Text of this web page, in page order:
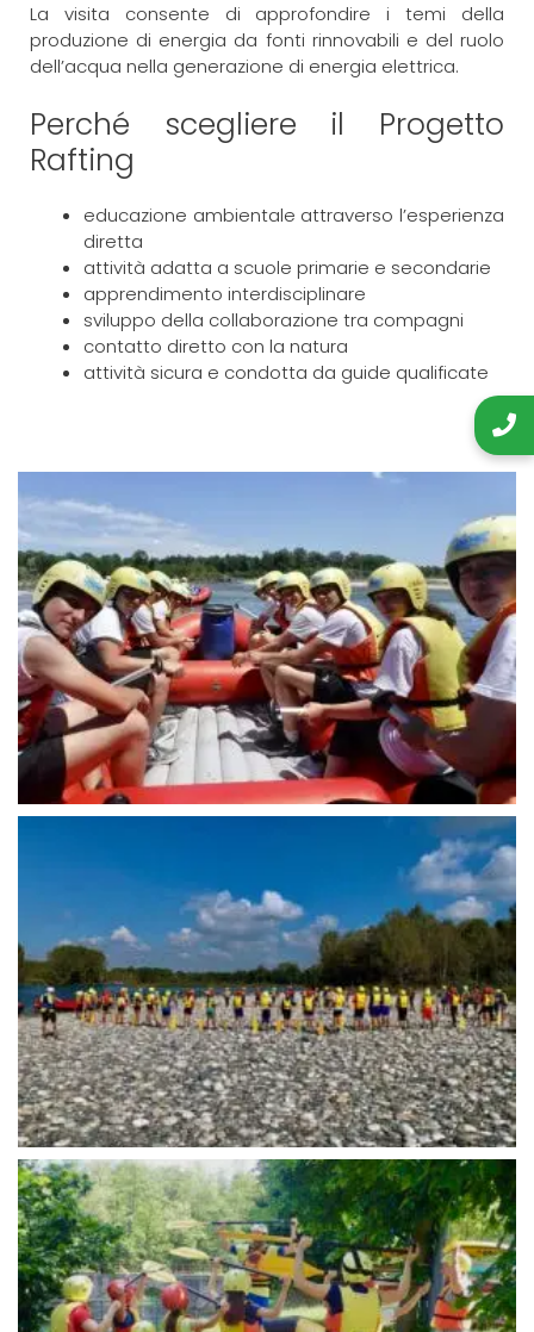
La visita consente di approfondire i temi della
produzione di energia da fonti rinnovabili e del ruolo
dell’acqua nella generazione di energia elettrica.
Perché scegliere il Progetto
Rafting
educazione ambientale attraverso l’esperienza
diretta
attività adatta a scuole primarie e secondarie
apprendimento interdisciplinare
sviluppo della collaborazione tra compagni
contatto diretto con la natura
attività sicura e condotta da guide qualificate